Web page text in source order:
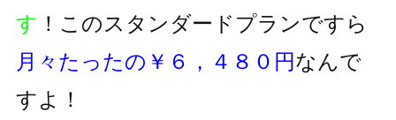
す ！このスタンダードプランですら
月々たったの￥６，４８０円なんで
すよ！